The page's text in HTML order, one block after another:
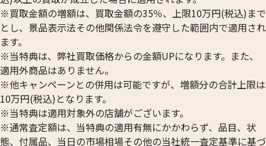
※買取金額の増額は、買取金額の35％、上限10万円(税込)まで
とし、景品表示法その他関係法令を遵守した範囲内で適用され
ます。
※当特典は、弊社買取価格からの金額UPになります。また、
適用外商品はありません。
※他キャンペーンとの併用は可能ですが、増額分の合計上限は
10万円(税込)となります。
※当特典は適用対象外の店舗がございます。
※通常査定額は、当特典の適用有無にかかわらず、品目、状
態、付属品、当日の市場相場その他の当社統一査定基準に基づ